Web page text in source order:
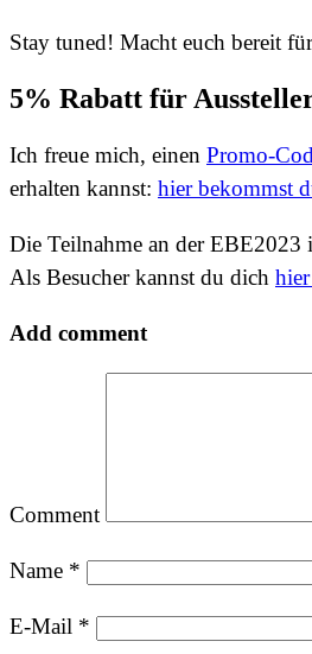
Stay tuned! Macht euch bereit
5% Rabatt für
Ich freue mich, einen Promo-
erhalten kannst: hier bekommst
Die Teilnahme an der EBE2023
Als Besucher kannst du dich
Add comment
Comment
Name *
E-Mail *